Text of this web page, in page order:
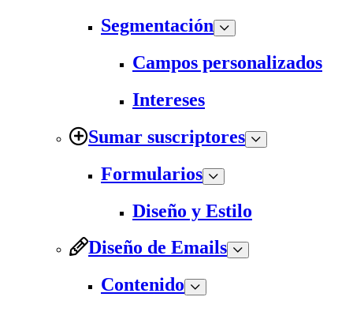
Segmentación
Campos personalizados
Intereses
Sumar suscriptores
Formularios
Diseño y Estilo
Diseño de Emails
Contenido